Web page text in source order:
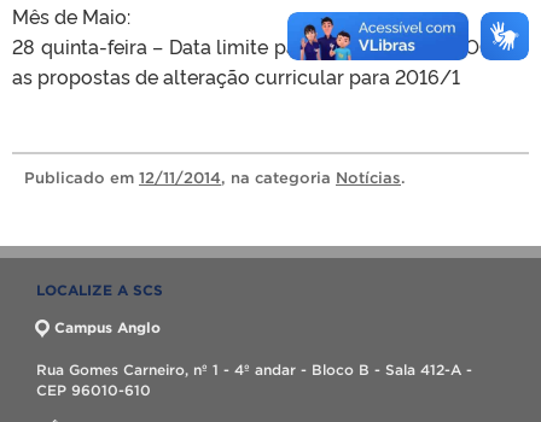
Mês de Maio:
28 quinta-feira – Data limite para protocolar no COCEPE
as propostas de alteração curricular para 2016/1
Publicado em 12/11/2014, na categoria Notícias.
LOCALIZE A SCS
Campus Anglo
Rua Gomes Carneiro, nº 1 - 4º andar - Bloco B - Sala 412-A -
CEP 96010-610